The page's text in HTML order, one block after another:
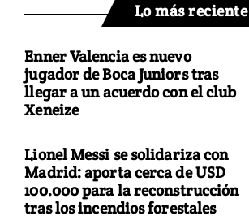
Lo más reciente
Enner Valencia es nuevo
jugador de Boca Juniors tras
llegar a un acuerdo con el club
Xeneize
Lionel Messi se solidariza con
Madrid: aporta cerca de USD
100.000 para la reconstrucción
tras los incendios forestales